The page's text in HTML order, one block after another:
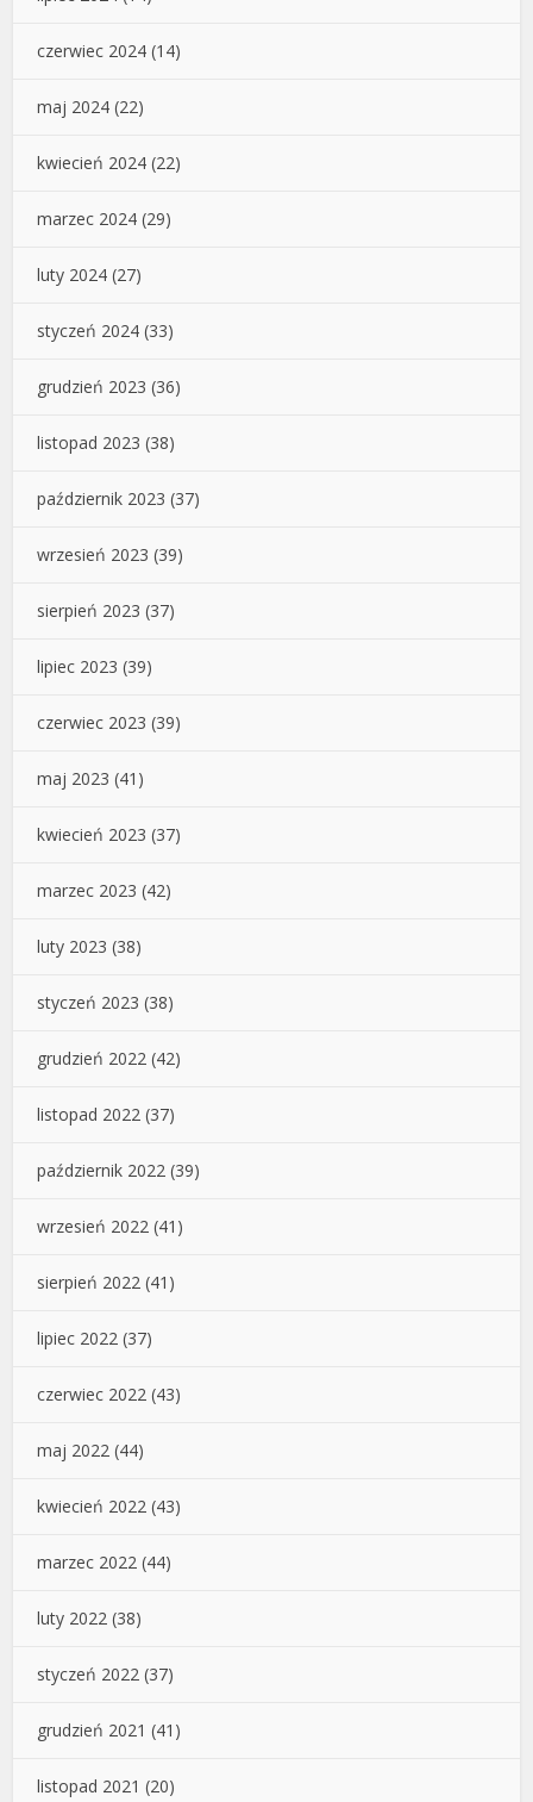
czerwiec 2024 (14)
maj 2024 (22)
kwiecień 2024 (22)
marzec 2024 (29)
luty 2024 (27)
styczeń 2024 (33)
grudzień 2023 (36)
listopad 2023 (38)
październik 2023 (37)
wrzesień 2023 (39)
sierpień 2023 (37)
lipiec 2023 (39)
czerwiec 2023 (39)
maj 2023 (41)
kwiecień 2023 (37)
marzec 2023 (42)
luty 2023 (38)
styczeń 2023 (38)
grudzień 2022 (42)
listopad 2022 (37)
październik 2022 (39)
wrzesień 2022 (41)
sierpień 2022 (41)
lipiec 2022 (37)
czerwiec 2022 (43)
maj 2022 (44)
kwiecień 2022 (43)
marzec 2022 (44)
luty 2022 (38)
styczeń 2022 (37)
grudzień 2021 (41)
listopad 2021 (20)